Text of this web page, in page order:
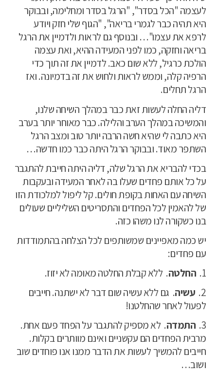
לעצמה "הכל בסדר", "הרגל בסדר ומחלימה, ובבוקר
היא תהיה כבר לגמרי בריאה", "הגוף שלי חזק ויודע
לרפא את עצמו"… ובנוסף גם לראות ולדמיין את הרגל
בריאה וחזקה, כמו לפני המעידה ההיא, ואת עצמה
הולכת כרגיל, ללא שום כאב. לדמיין את זה תוך כדי
הרפיה קלה, וממש לראות ולחוש את זה בדמיונה. ואז
הרגל תחלים.
דליה החלה לעשות זאת כבר במהלך השיחה שלנו,
והמשיכה במהלך הערב והלילה. כבר מאוחר יותר בערב
היא כתבה לי שהיא חשה הרבה יותר טוב ומצב הרגל
השתפר מאוד. ובבוקר הרגל היתה כבר כמו חדשה…
בכדי להבריא את הרגל שלה, דליה היתה חייבת להתגבר
על כל אותם פחדים שעלו בה לאחר המעידה ובעקבות
השיחה עם האחות בקופת חולים. קל ליפול למלכודת הזו
של להאמין לכל הפחדים והתסריטים השליליים שעולים
בנו כשקורה לנו משהו כזה.
יש כמה מאפיינים שמשותפים לכל הצלחה בהתמודדות
עם פחדים:
1. החלטה. ללא קבלת החלטה מאומה לא יזוז.
2. עשיה. גם ללא עשיה שום דבר לא ישתנה. חייבים
לפעול לאחר שהחלטנו!
3. התמדה. לא מספיק להתגבר על הפחד פעם אחת.
מרבית הפחדים הם עקשניים ואינם מוותרים בקלות.
חייבים להמשיך לעשות את הדבר ממנו אנו פוחדים שוב
ושוב…